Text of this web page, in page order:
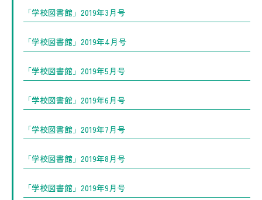
「学校図書館」2019年3月号
「学校図書館」2019年4月号
「学校図書館」2019年5月号
「学校図書館」2019年6月号
「学校図書館」2019年7月号
「学校図書館」2019年8月号
「学校図書館」2019年9月号